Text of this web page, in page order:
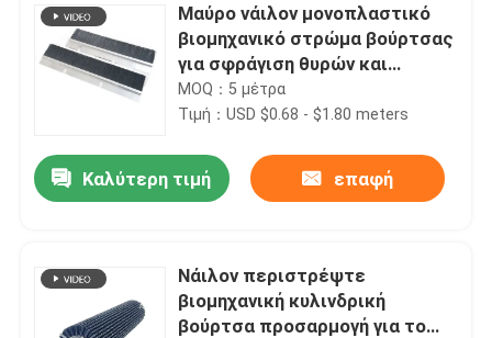
Μαύρο νάιλον μονοπλαστικό
βιομηχανικό στρώμα βούρτσας
για σφράγιση θυρών και
παραθύρων ISO9001
MOQ：5 μέτρα
Τιμή：USD $0.68 - $1.80 meters
Καλύτερη τιμή επαφή
Νάιλον περιστρέψτε
βιομηχανική κυλινδρική
βούρτσα προσαρμογή για το